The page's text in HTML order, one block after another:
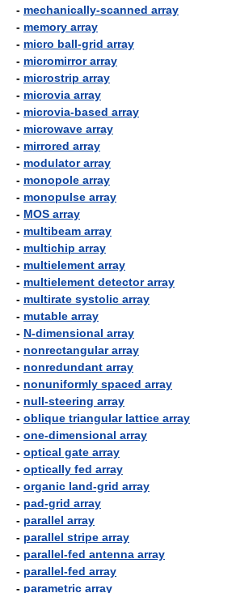
- mechanically-scanned array
- memory array
- micro ball-grid array
- micromirror array
- microstrip array
- microvia array
- microvia-based array
- microwave array
- mirrored array
- modulator array
- monopole array
- monopulse array
- MOS array
- multibeam array
- multichip array
- multielement array
- multielement detector array
- multirate systolic array
- mutable array
- N-dimensional array
- nonrectangular array
- nonredundant array
- nonuniformly spaced array
- null-steering array
- oblique triangular lattice array
- one-dimensional array
- optical gate array
- optically fed array
- organic land-grid array
- pad-grid array
- parallel array
- parallel stripe array
- parallel-fed antenna array
- parallel-fed array
- parametric array